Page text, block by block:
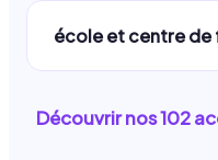
école et centre de
Découvrir nos102